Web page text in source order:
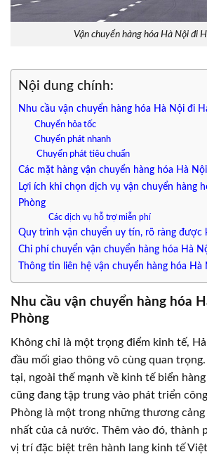
Vận chuyển hàng hóa Hà Nội đi
Nội dung chính:
Nhu cầu vận chuyển hàng hóa Hà Nội đi
Chuyển hỏa tốc
Chuyển phát nhanh
Chuyển phát tiêu chuẩn
Các mặt hàng vận chuyển hàng hóa Hà
Lợi ích khi chọn dịch vụ vận chuyển hàng
Phòng
Các dịch vụ hỗ trợ miễn phí
Quy trình vận chuyển uy tín, rõ ràng được
Chi phí chuyển vận chuyển hàng hóa Hà
Thông tin liên hệ vận chuyển hàng hóa Hà
Nhu cầu vận chuyển hàng hóa
Phòng
Không chỉ là một trọng điểm kinh tế,
đầu mối giao thông vô cùng quan
tại, ngoài thế mạnh về kinh tế biển
cũng đang tập trung vào phát triển
Phòng là một trong những thương
nhất của cả nước. Thêm vào đó, thành
vị trí đặc biệt trên hành lang kinh tế